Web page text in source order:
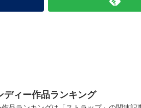
ディー作品ランキング